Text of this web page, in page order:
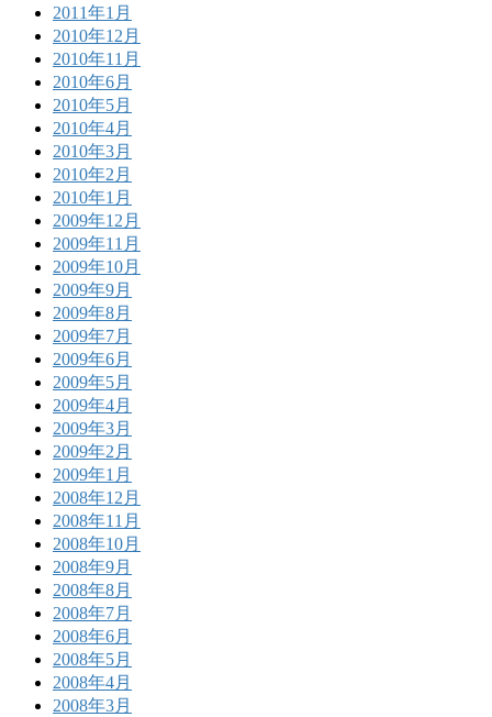
2011年1月
2010年12月
2010年11月
2010年6月
2010年5月
2010年4月
2010年3月
2010年2月
2010年1月
2009年12月
2009年11月
2009年10月
2009年9月
2009年8月
2009年7月
2009年6月
2009年5月
2009年4月
2009年3月
2009年2月
2009年1月
2008年12月
2008年11月
2008年10月
2008年9月
2008年8月
2008年7月
2008年6月
2008年5月
2008年4月
2008年3月